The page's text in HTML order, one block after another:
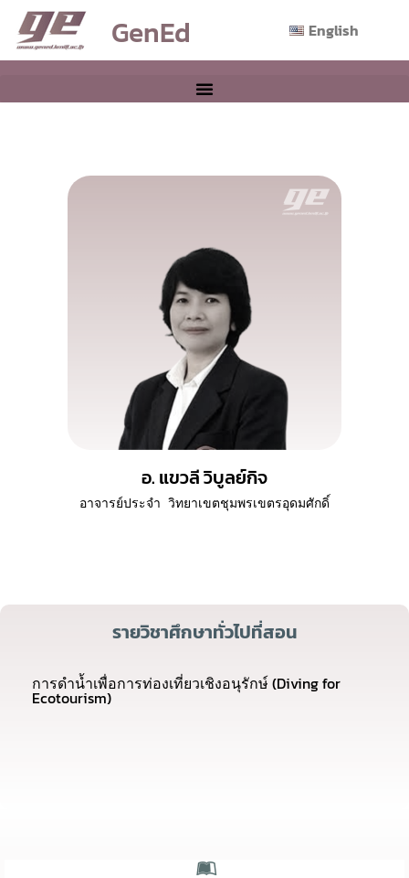
GenEd English
อ. แขวลี วิบูลย์กิจ
อาจารย์ประจำ วิทยาเขตชุมพรเขตรอุดมศักดิ์
รายวิชาศึกษาทั่วไปที่สอน
การดำน้ำเพื่อการท่องเที่ยวเชิงอนุรักษ์ (Diving for
Ecotourism)